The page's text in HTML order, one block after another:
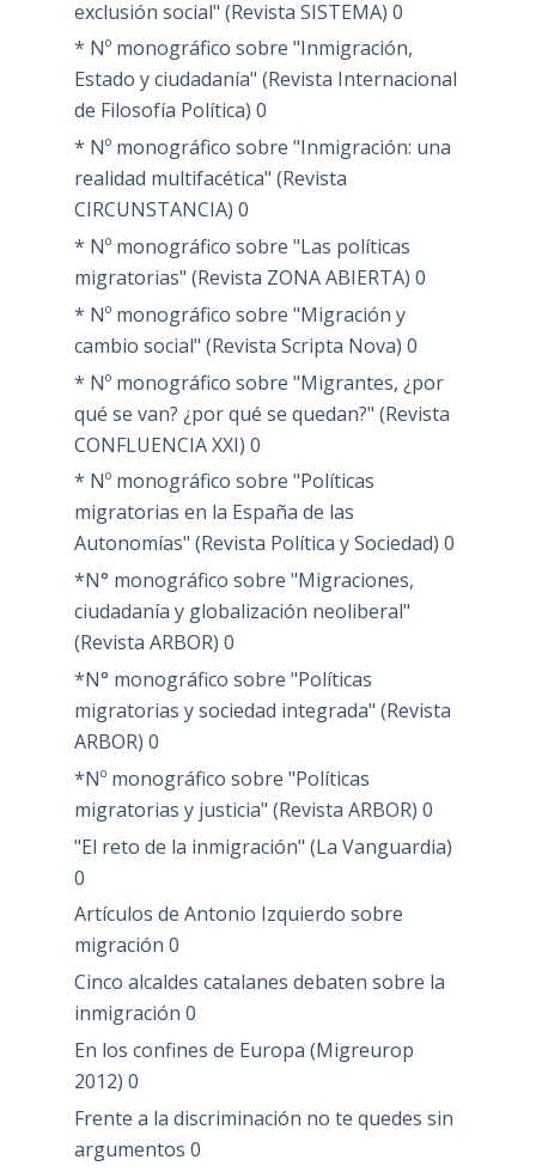
exclusión social" (Revista SISTEMA) 0
* Nº monográfico sobre "Inmigración,
Estado y ciudadanía" (Revista Internacional
de Filosofía Política) 0
* Nº monográfico sobre "Inmigración: una
realidad multifacética" (Revista
CIRCUNSTANCIA) 0
* Nº monográfico sobre "Las políticas
migratorias" (Revista ZONA ABIERTA) 0
* Nº monográfico sobre "Migración y
cambio social" (Revista Scripta Nova) 0
* Nº monográfico sobre "Migrantes, ¿por
qué se van? ¿por qué se quedan?" (Revista
CONFLUENCIA XXI) 0
* Nº monográfico sobre "Políticas
migratorias en la España de las
Autonomías" (Revista Política y Sociedad) 0
*N° monográfico sobre "Migraciones,
ciudadanía y globalización neoliberal"
(Revista ARBOR) 0
*N° monográfico sobre "Políticas
migratorias y sociedad integrada" (Revista
ARBOR) 0
*Nº monográfico sobre "Políticas
migratorias y justicia" (Revista ARBOR) 0
"El reto de la inmigración" (La Vanguardia)
0
Artículos de Antonio Izquierdo sobre
migración 0
Cinco alcaldes catalanes debaten sobre la
inmigración 0
En los confines de Europa (Migreurop
2012) 0
Frente a la discriminación no te quedes sin
argumentos 0